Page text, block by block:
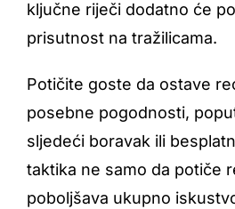
ključne riječi dodatno će
prisutnost na tražilicama.
Potičite goste da ostave
posebne pogodnosti,
sljedeći boravak ili
taktika ne samo da potiče
poboljšava ukupno